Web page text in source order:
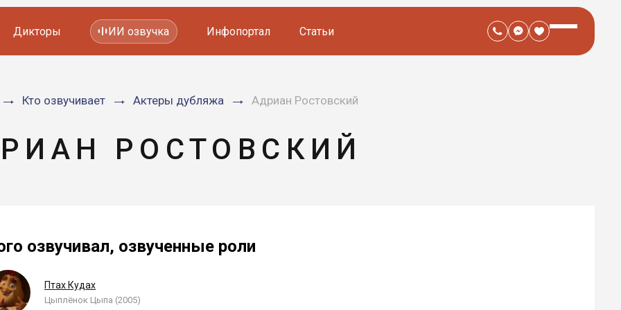
Мультфильмов
Дикторы ИИ озвучка Инфопортал Статьи
Кто озвучивает Актеры дубляжа Адриан Ростовский
РОСТОВСКИЙ
озвучивал, озвученные роли
Птах Кудах
Цыплёнок Цыпа (2005)